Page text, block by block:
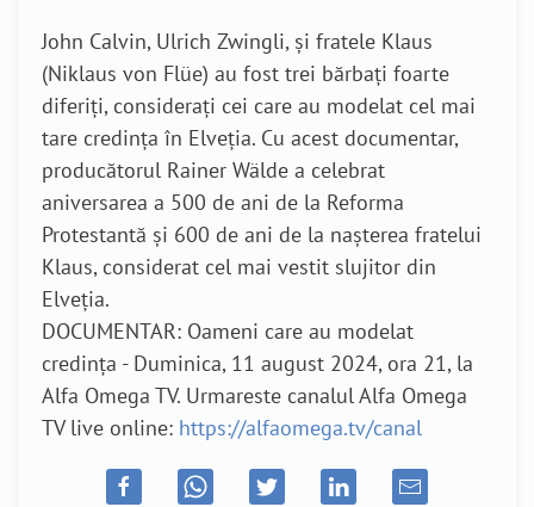
John Calvin, Ulrich Zwingli, și fratele Klaus
(Niklaus von Flüe) au fost trei bărbați foarte
diferiți, considerați cei care au modelat cel mai
tare credința în Elveția. Cu acest documentar,
producătorul Rainer Wälde a celebrat
aniversarea a 500 de ani de la Reforma
Protestantă și 600 de ani de la nașterea fratelui
Klaus, considerat cel mai vestit slujitor din
Elveția.
DOCUMENTAR: Oameni care au modelat
credința - Duminica, 11 august 2024, ora 21, la
Alfa Omega TV. Urmareste canalul Alfa Omega
TV live online: https://alfaomega.tv/canal